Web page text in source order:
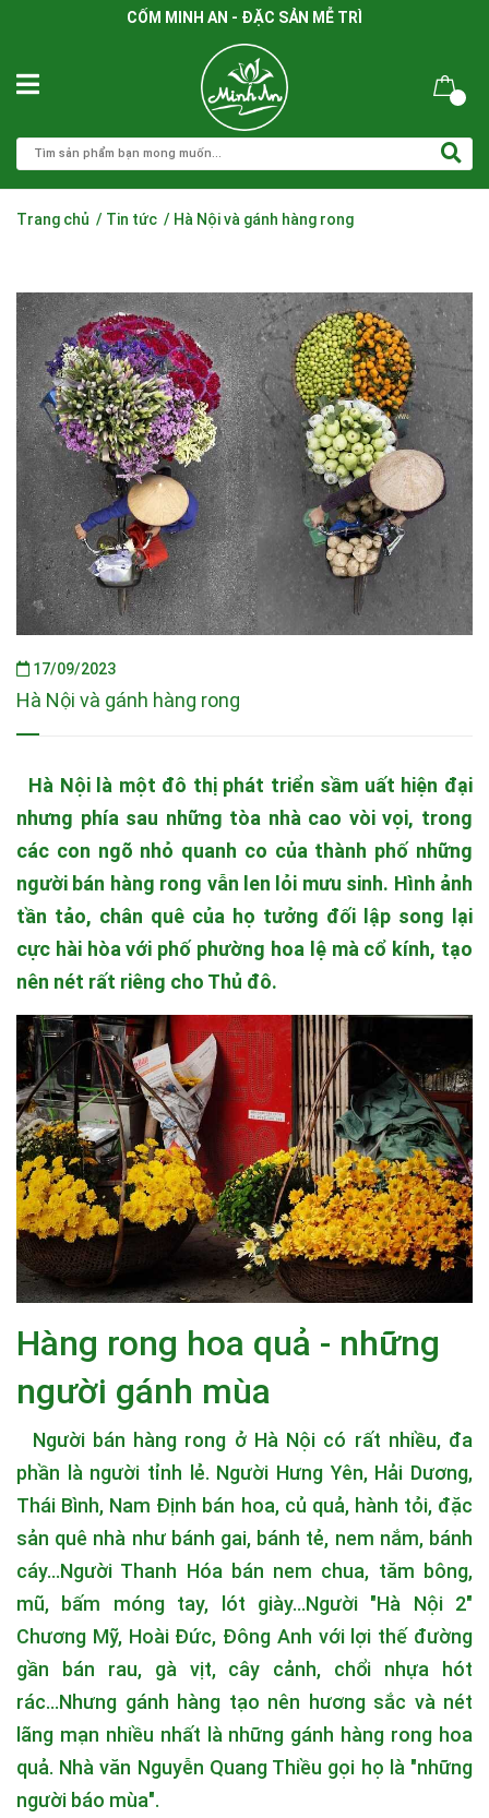
CỐM MINH AN - ĐẶC SẢN MỄ TRÌ
Trang chủ / Tin tức / Hà Nội và gánh hàng rong
17/09/2023
Hà Nội và gánh hàng rong
Hà Nội là một đô thị phát triển sầm uất hiện đại
nhưng phía sau những tòa nhà cao vòi vọi, trong
các con ngõ nhỏ quanh co của thành phố những
người bán hàng rong vẫn len lỏi mưu sinh. Hình ảnh
tần tảo, chân quê của họ tưởng đối lập song lại
cực hài hòa với phố phường hoa lệ mà cổ kính, tạo
nên nét rất riêng cho Thủ đô.
Hàng rong hoa quả - những
người gánh mùa
Người bán hàng rong ở Hà Nội có rất nhiều, đa
phần là người tỉnh lẻ. Người Hưng Yên, Hải Dương,
Thái Bình, Nam Định bán hoa, củ quả, hành tỏi, đặc
sản quê nhà như bánh gai, bánh tẻ, nem nắm, bánh
cáy...Người Thanh Hóa bán nem chua, tăm bông,
mũ, bấm móng tay, lót giày...Người "Hà Nội 2"
Chương Mỹ, Hoài Đức, Đông Anh với lợi thế đường
gần bán rau, gà vịt, cây cảnh, chổi nhựa hót
rác...Nhưng gánh hàng tạo nên hương sắc và nét
lãng mạn nhiều nhất là những gánh hàng rong hoa
quả. Nhà văn Nguyễn Quang Thiều gọi họ là "những
người báo mùa".